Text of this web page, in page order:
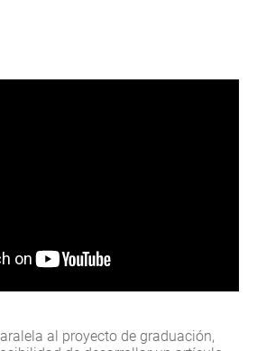
al proyecto de graduación,